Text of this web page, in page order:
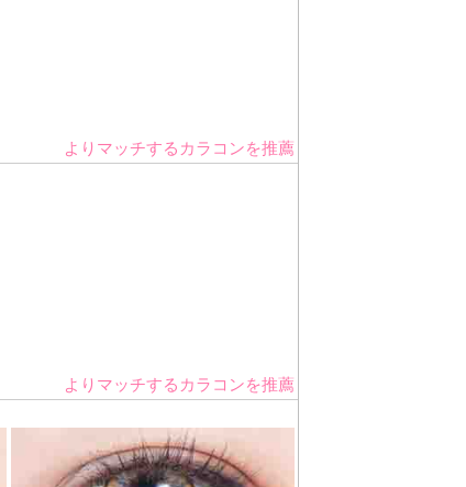
よりマッチするカラコンを推薦
よりマッチするカラコンを推薦